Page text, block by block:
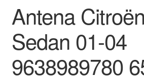
Termos e Condições
Transporte
Antena
Sedan 01-04
9638989780